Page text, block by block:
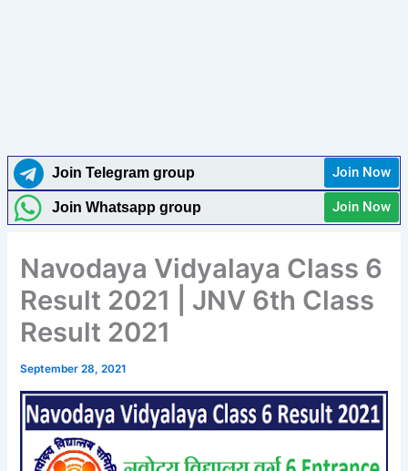
Join Telegram group Join Now
Join Whatsapp group Join Now
Navodaya Vidyalaya Class 6
Result 2021 | JNV 6th Class
Result 2021
September 28, 2021